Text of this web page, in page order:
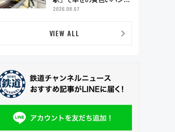
チに願いを 「新・鉄道ひ
2026.08.07
VIEW ALL